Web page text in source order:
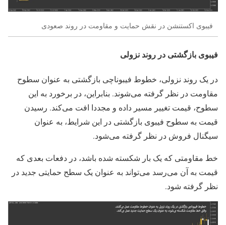
فیبوی اکستنشن در نقش حمایت و مقاومت در روند صعودی
فیبوی بازگشتی در روند نزولی
در یک روند نزولی، خطوط فیبوناچی بازگشتی به عنوان سطوح
مقاومت در نظر گرفته می‌شوند. بنابراین، در برخورد به این
سطوح، قیمت تغییر مسیر داده و مجددا افت می‌کند. رسیدن
قیمت به سطوح فیبوی بازگشتی در این شرایط، به عنوان
سیگنال فروش در نظر گرفته می‌شود.
خط مقاومتی که یک بار شکسته شده باشد، در دفعات بعدی که
قیمت به آن می‌رسد می‌تواند به عنوان یک سطح حمایتی جدید در
نظر گرفته شود.